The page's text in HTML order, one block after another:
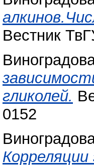
Вестник
гликолей.
0152